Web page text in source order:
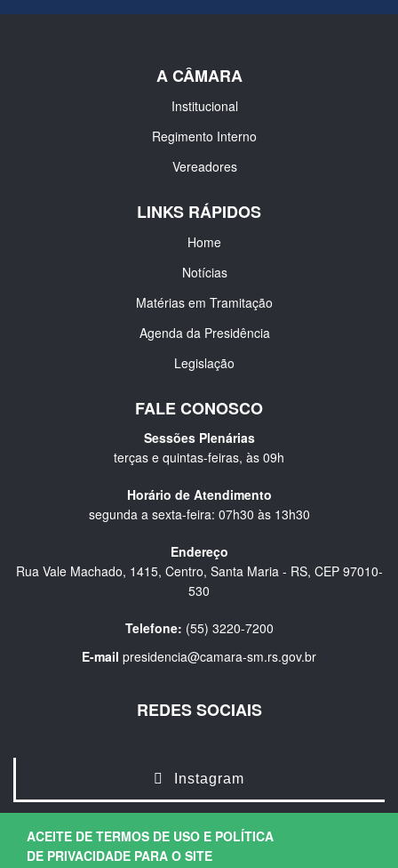
ACEITE DE TERMOS DE USO E POLÍTICA
DE PRIVACIDADE PARA O SITE
A CÂMARA
Institucional
Regimento Interno
Vereadores
LINKS RÁPIDOS
Home
Notícias
Matérias em Tramitação
Agenda da Presidência
Legislação
FALE CONOSCO
Sessões Plenárias
terças e quintas-feiras, às 09h
Horário de Atendimento
segunda a sexta-feira: 07h30 às 13h30
Endereço
Rua Vale Machado, 1415, Centro, Santa Maria - RS, CEP 97010-
530
Telefone: (55) 3220-7200
E-mail presidencia@camara-sm.rs.gov.br
REDES SOCIAIS
Instagram